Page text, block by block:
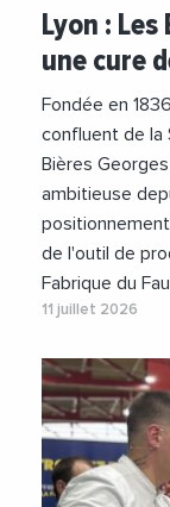
#Commerces
Lyon :
une cure
Fondée en
confluent de la
Bières
ambitieuse
de l'outil de
Fabrique du
11 juillet 2026